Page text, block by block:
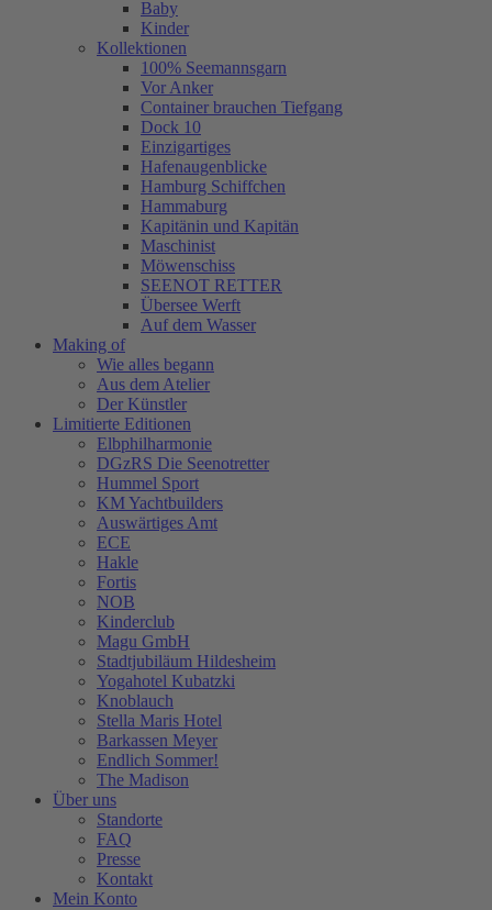
Baby
Kinder
Kollektionen
100% Seemannsgarn
Vor Anker
Container brauchen Tiefgang
Dock 10
Einzigartiges
Hafenaugen­blicke
Hamburg Schiffchen
Hammaburg
Kapitänin und Kapitän
Maschinist
Möwenschiss
SEENOT RETTER
Übersee Werft
Auf dem Wasser
Making of
Wie alles begann
Aus dem Atelier
Der Künstler
Limitierte Editionen
Elbphilharmonie
DGzRS Die Seenotretter
Hummel Sport
KM Yachtbuilders
Auswärtiges Amt
ECE
Hakle
Fortis
NOB
Kinderclub
Magu GmbH
Stadtjubiläum Hildesheim
Yogahotel Kubatzki
Knoblauch
Stella Maris Hotel
Barkassen Meyer
Endlich Sommer!
The Madison
Über uns
Standorte
FAQ
Presse
Kontakt
Mein Konto